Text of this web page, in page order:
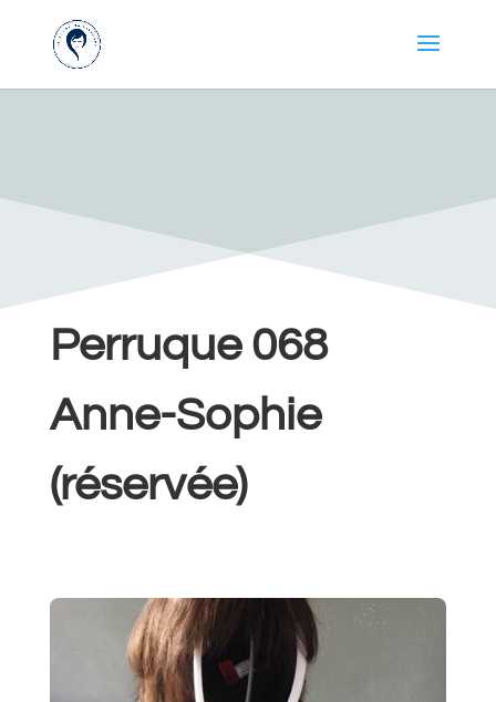
Perruque 068
Anne-Sophie
(réservée)